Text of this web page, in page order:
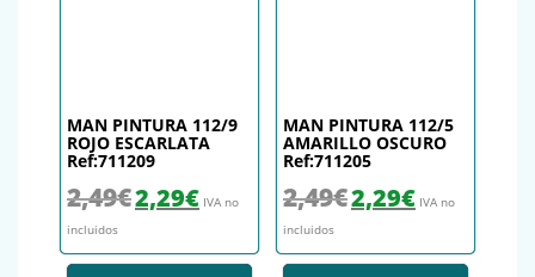
MAN PINTURA 112/9
ROJO ESCARLATA
Ref:711209
2,49€El precio original era: 2,49€.
2,29€El precio actual es: 2,29€.
IVA no
incluidos
MAN PINTURA 112/5
AMARILLO OSCURO
Ref:711205
2,49€El precio original era: 2,49€.
2,29€El precio actual
IVA no
incluidos